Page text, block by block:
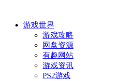
游戏世界
游戏攻略
网盘资源
有趣网站
游戏资讯
PS2游戏